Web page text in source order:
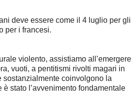
deve essere come il 4 luglio per gli
per i francesi.
violento, assistiamo all’emergere
vuoti, a pentitismi rivolti magari in
sostanzialmente coinvolgono la
stato l’avvenimento fondamentale